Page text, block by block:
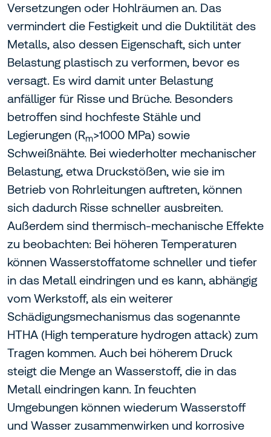
Versetzungen oder Hohlräumen an. Das
vermindert die Festigkeit und die Duktilität des
Metalls, also dessen Eigenschaft, sich unter
Belastung plastisch zu verformen, bevor es
versagt. Es wird damit unter Belastung
anfälliger für Risse und Brüche. Besonders
betroffen sind hochfeste Stähle und
Legierungen (Rm>1000 MPa) sowie
Schweißnähte. Bei wiederholter mechanischer
Belastung, etwa Druckstößen, wie sie im
Betrieb von Rohrleitungen auftreten, können
sich dadurch Risse schneller ausbreiten.
Außerdem sind thermisch-mechanische Effekte
zu beobachten: Bei höheren Temperaturen
können Wasserstoffatome schneller und tiefer
in das Metall eindringen und es kann, abhängig
vom Werkstoff, als ein weiterer
Schädigungsmechanismus das sogenannte
HTHA (High temperature hydrogen attack) zum
Tragen kommen. Auch bei höherem Druck
steigt die Menge an Wasserstoff, die in das
Metall eindringen kann. In feuchten
Umgebungen können wiederum Wasserstoff
und Wasser zusammenwirken und korrosive